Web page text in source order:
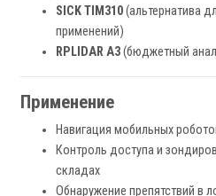
SICK TIM310(альтернатива
применений)
RPLIDAR A3(бюджетный
Применение
Навигация мобильных
Контроль доступа и
складах
Обнаружение препятствий в